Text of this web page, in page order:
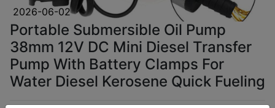
2026-06-02
Portable Submersible Oil Pump
38mm 12V DC Mini Diesel Transfer
Pump With Battery Clamps For
Water Diesel Kerosene Quick Fueling